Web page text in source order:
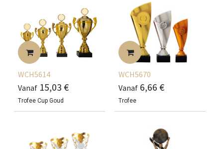
WCH5614
Vanaf 15,03 €
Trofee Cup Goud
WCH5670
Vanaf 6,66 €
Trofee